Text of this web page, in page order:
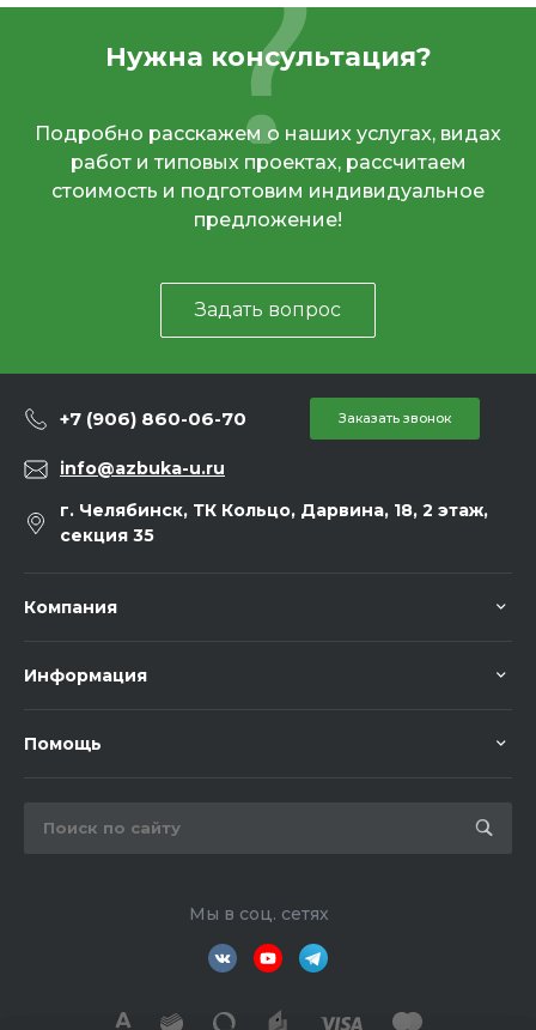
Нужна консультация?
Подробно расскажем о наших услугах, видах
работ и типовых проектах, рассчитаем
стоимость и подготовим индивидуальное
предложение!
Задать вопрос
+7 (906) 860-06-70 Заказать звонок
info@azbuka-u.ru
г. Челябинск, ТК Кольцо, Дарвина, 18, 2 этаж,
секция 35
Компания
Информация
Помощь
Мы в соц. сетях